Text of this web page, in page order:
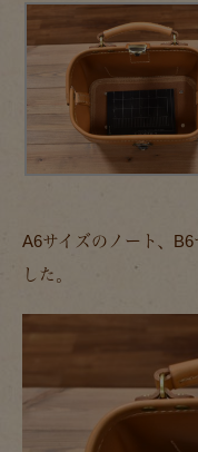
A6サイズのノート、
した。